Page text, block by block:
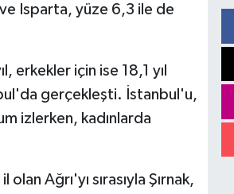
Isparta, yüze 6,3 ile de
erkekler için ise 18,1 yıl
gerçekleşti. İstanbul'u,
izlerken, kadınlarda
Ağrı'yı sırasıyla Şırnak,